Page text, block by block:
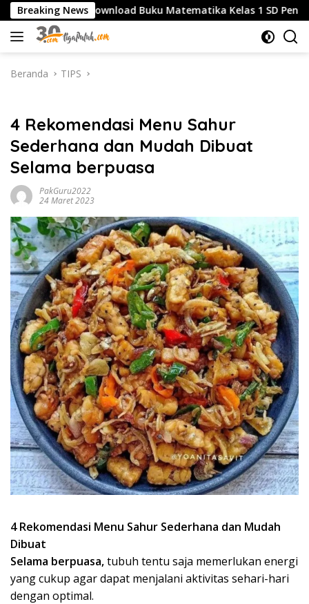
Langsung
ke
konten
Breaking News
Download Buku Matematika Kelas 1 SD Penerbit Erlangga
Beranda TIPS
4 Rekomendasi Menu Sahur
Sederhana dan Mudah Dibuat
Selama berpuasa
PakGuru2022
24 Maret 2023
4 Rekomendasi Menu Sahur Sederhana dan Mudah
Dibuat
Selama berpuasa,tubuh tentu saja memerlukan energi
yang cukup agar dapat menjalani aktivitas sehari-hari
dengan optimal.